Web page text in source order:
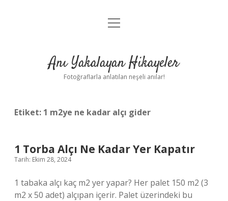
Anasayfa
Yasal Uyarı
menüyü
Anı Yakalayan Hikayeler
Fotoğraflarla anlatılan neşeli anılar!
Etiket: 1 m2ye ne kadar alçı gider
1 Torba Alçı Ne Kadar Yer Kapatır
Tarih: Ekim 28, 2024
1 tabaka alçı kaç m2 yer yapar? Her palet 150 m2 (3
m2 x 50 adet) alçıpan içerir. Palet üzerindeki bu